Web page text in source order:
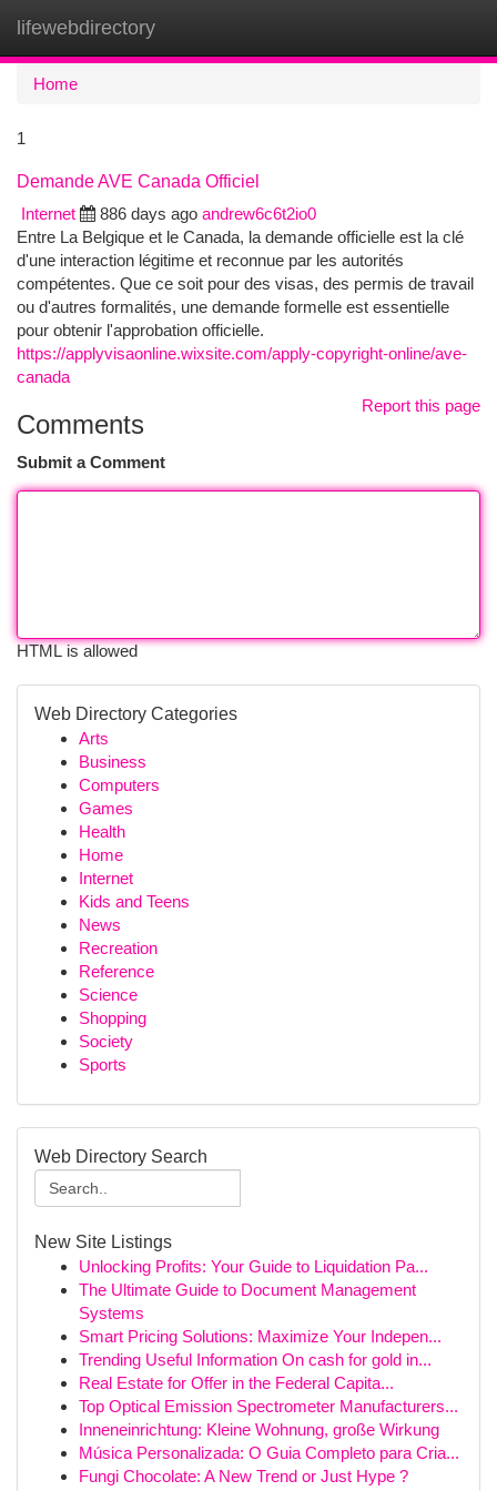
lifewebdirectory
Home
1
Demande AVE Canada Officiel
Internet
886 days ago andrew6c6t2io0
Entre La Belgique et le Canada, la demande officielle est la clé
d'une interaction légitime et reconnue par les autorités
compétentes. Que ce soit pour des visas, des permis de travail
ou d'autres formalités, une demande formelle est essentielle
pour obtenir l'approbation officielle.
https://applyvisaonline.wixsite.com/apply-copyright-online/ave-
canada
Report this page
Comments
Submit a Comment
HTML is allowed
Web Directory Categories
Arts
Business
Computers
Games
Health
Home
Internet
Kids and Teens
News
Recreation
Reference
Science
Shopping
Society
Sports
Web Directory Search
New Site Listings
Unlocking Profits: Your Guide to Liquidation Pa...
The Ultimate Guide to Document Management
Systems
Smart Pricing Solutions: Maximize Your Indepen...
Trending Useful Information On cash for gold in...
Real Estate for Offer in the Federal Capita...
Top Optical Emission Spectrometer Manufacturers...
Inneneinrichtung: Kleine Wohnung, große Wirkung
Música Personalizada: O Guia Completo para Cria...
Fungi Chocolate: A New Trend or Just Hype ?